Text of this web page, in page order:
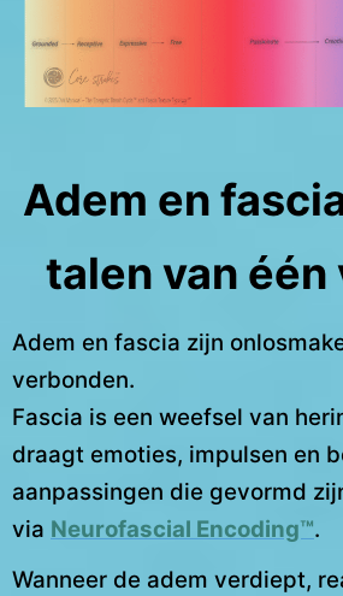
Adem en
talen van één
Adem en fascia zijn
verbonden.
Fascia is een weefsel van
draagt emoties, impulsen en
aanpassingen die gevormd
via Neurofascial Encoding™.
Wanneer de adem verdiept,